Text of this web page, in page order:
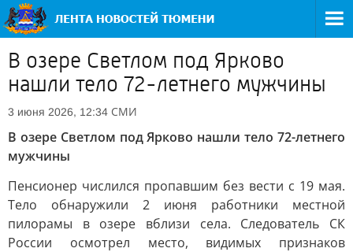
В озере Светлом под Ярково
нашли тело 72-летнего мужчины
3 июня 2026, 12:34 СМИ
В озере Светлом под Ярково нашли тело 72-летнего
мужчины
Пенсионер числился пропавшим без вести с 19 мая.
Тело обнаружили 2 июня работники местной
пилорамы в озере вблизи села. Следователь СК
России осмотрел место, видимых признаков